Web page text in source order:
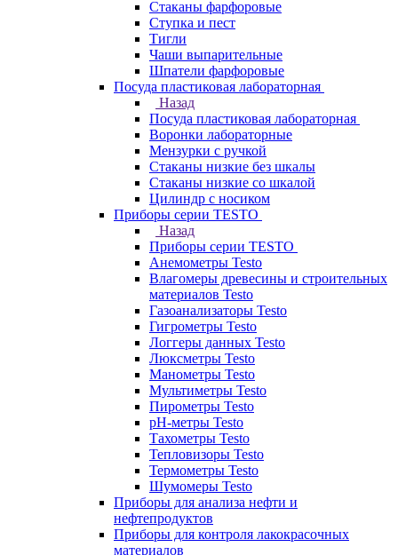
Стаканы фарфоровые
Ступка и пест
Тигли
Чаши выпарительные
Шпатели фарфоровые
Посуда пластиковая лабораторная
Назад
Посуда пластиковая лабораторная
Воронки лабораторные
Мензурки с ручкой
Стаканы низкие без шкалы
Стаканы низкие со шкалой
Цилиндр с носиком
Приборы серии TESTO
Назад
Приборы серии TESTO
Анемометры Testo
Влагомеры древесины и строительных
материалов Testo
Газоанализаторы Testo
Гигрометры Testo
Логгеры данных Testo
Люксметры Testo
Манометры Testo
Мультиметры Testo
Пирометры Testo
pH-метры Testo
Тахометры Testo
Тепловизоры Testo
Термометры Testo
Шумомеры Testo
Приборы для анализа нефти и
нефтепродуктов
Приборы для контроля лакокрасочных
материалов